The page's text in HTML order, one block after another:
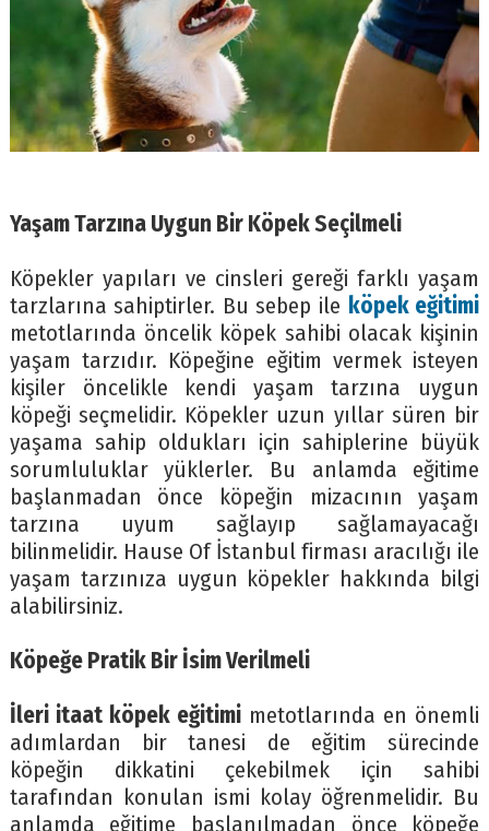
Yaşam Tarzına Uygun Bir Köpek Seçilmeli
Köpekler yapıları ve cinsleri gereği farklı yaşam
tarzlarına sahiptirler. Bu sebep ile köpek eğitimi
metotlarında öncelik köpek sahibi olacak kişinin
yaşam tarzıdır. Köpeğine eğitim vermek isteyen
kişiler öncelikle kendi yaşam tarzına uygun
köpeği seçmelidir. Köpekler uzun yıllar süren bir
yaşama sahip oldukları için sahiplerine büyük
sorumluluklar yüklerler. Bu anlamda eğitime
başlanmadan önce köpeğin mizacının yaşam
tarzına uyum sağlayıp sağlamayacağı
bilinmelidir. Hause Of İstanbul firması aracılığı ile
yaşam tarzınıza uygun köpekler hakkında bilgi
alabilirsiniz.
Köpeğe Pratik Bir İsim Verilmeli
İleri itaat köpek eğitimi metotlarında en önemli
adımlardan bir tanesi de eğitim sürecinde
köpeğin dikkatini çekebilmek için sahibi
tarafından konulan ismi kolay öğrenmelidir. Bu
anlamda eğitime başlanılmadan önce köpeğe